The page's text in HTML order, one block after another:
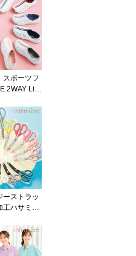
計 はさみ
い 看護師
病院 看護
ファミエ
スポーツフ
2WAY Lig
ズ 疲れに
ズ レディ
ーカー ス
ゃれ 軽量 2
介護士 靴 ア
ーストラッ
ハサミナ
ース グッ
ミ 日本製
院 看護師
アンファ